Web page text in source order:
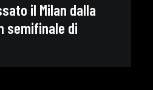
il Milan dalla
semifinale di